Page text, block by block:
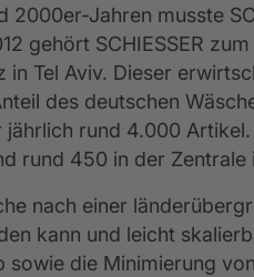
2000er-Jahren musste
gehört SCHIESSER
in Tel Aviv. Dieser
des deutschen
rund 4.000
rund 450 in der Zentrale
nach einer
kann und leicht
sowie die Minimierung